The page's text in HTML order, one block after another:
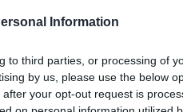
Information
to third parties, or processing of
by us, please use the below
your opt-out request is
a saját elképzeléseik
igazi szőkenőcímű kötete. A